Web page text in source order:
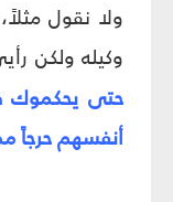
ولا نقول
وكيله ولكن
حتى يحكموك
أنفسهم حرجاً